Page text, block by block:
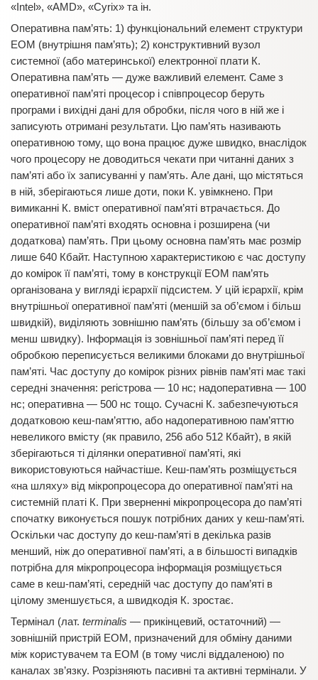
«Intel», «AMD», «Cyrix» та ін.
Оперативна пам’ять: 1) функціональний елемент структури
ЕОМ (внутрішня пам’ять); 2) конструктивний вузол
системної (або материнської) електронної плати К.
Оперативна пам’ять — дуже важливий елемент. Саме з
оперативної пам’яті процесор і співпроцесор беруть
програми і вихідні дані для обробки, після чого в ній же і
записують отримані результати. Цю пам’ять називають
оперативною тому, що вона працює дуже швидко, внаслідок
чого процесору не доводиться чекати при читанні даних з
пам’яті або їх записуванні у пам’ять. Але дані, що містяться
в ній, зберігаються лише доти, поки К. увімкнено. При
вимиканні К. вміст оперативної пам’яті втрачається. До
оперативної пам’яті входять основна і розширена (чи
додаткова) пам’ять. При цьому основна пам’ять має розмір
лише 640 Кбайт. Наступною характеристикою є час доступу
до комірок її пам’яті, тому в конструкції ЕОМ пам’ять
організована у вигляді ієрархії підсистем. У цій ієрархії, крім
внутрішньої оперативної пам’яті (меншій за об’ємом і більш
швидкій), виділяють зовнішню пам’ять (більшу за об’ємом і
менш швидку). Інформація із зовнішньої пам’яті перед її
обробкою переписується великими блоками до внутрішньої
пам’яті. Час доступу до комірок різних рівнів пам’яті має такі
середні значення: регістрова — 10 нс; надоперативна — 100
нс; оперативна — 500 нс тощо. Сучасні К. забезпечуються
додатковою кеш-пам’яттю, або надоперативною пам’яттю
невеликого вмісту (як правило, 256 або 512 Кбайт), в якій
зберігаються ті ділянки оперативної пам’яті, які
використовуються найчастіше. Кеш-пам’ять розміщується
«на шляху» від мікропроцесора до оперативної пам’яті на
системній платі К. При зверненні мікропроцесора до пам’яті
спочатку виконується пошук потрібних даних у кеш-пам’яті.
Оскільки час доступу до кеш-пам’яті в декілька разів
менший, ніж до оперативної пам’яті, а в більшості випадків
потрібна для мікропроцесора інформація розміщується
саме в кеш-пам’яті, середній час доступу до пам’яті в
цілому зменшується, а швидкодія К. зростає.
Термінал (лат. terminalis — прикінцевий, остаточний) —
зовнішній пристрій ЕОМ, призначений для обміну даними
між користувачем та ЕОМ (в тому числі віддаленою) по
каналах зв’язку. Розрізняють пасивні та активні термінали. У